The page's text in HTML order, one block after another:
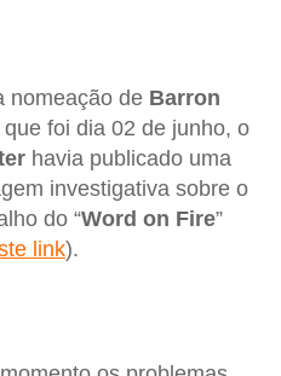
nomeação de Barron
que foi dia 02 de junho, o
havia publicado uma
investigativa sobre o
do “Word on Fire”
link).